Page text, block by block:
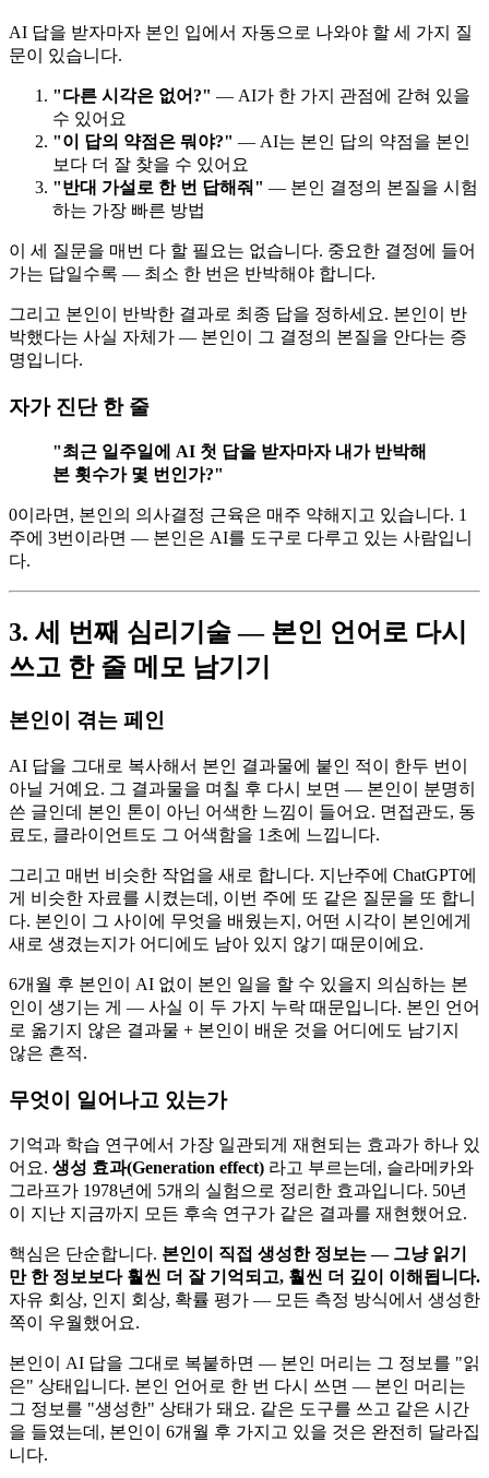
AI 답을 받자마자 본인 입에서 자동으로 나와야 할 세 가지 질
문이 있습니다.
"다른 시각은 없어?" — AI가 한 가지 관점에 갇혀 있을
수 있어요
"이 답의 약점은 뭐야?" — AI는 본인 답의 약점을 본인
보다 더 잘 찾을 수 있어요
"반대 가설로 한 번 답해줘" — 본인 결정의 본질을 시험
하는 가장 빠른 방법
이 세 질문을 매번 다 할 필요는 없습니다. 중요한 결정에 들어
가는 답일수록 — 최소 한 번은 반박해야 합니다.
그리고 본인이 반박한 결과로 최종 답을 정하세요. 본인이 반
박했다는 사실 자체가 — 본인이 그 결정의 본질을 안다는 증
명입니다.
자가 진단 한 줄
"최근 일주일에 AI 첫 답을 받자마자 내가 반박해
본 횟수가 몇 번인가?"
0이라면, 본인의 의사결정 근육은 매주 약해지고 있습니다. 1
주에 3번이라면 — 본인은 AI를 도구로 다루고 있는 사람입니
다.
3. 세 번째 심리기술 — 본인 언어로 다시
쓰고 한 줄 메모 남기기
본인이 겪는 페인
AI 답을 그대로 복사해서 본인 결과물에 붙인 적이 한두 번이
아닐 거예요. 그 결과물을 며칠 후 다시 보면 — 본인이 분명히
쓴 글인데 본인 톤이 아닌 어색한 느낌이 들어요. 면접관도, 동
료도, 클라이언트도 그 어색함을 1초에 느낍니다.
그리고 매번 비슷한 작업을 새로 합니다. 지난주에 ChatGPT에
게 비슷한 자료를 시켰는데, 이번 주에 또 같은 질문을 또 합니
다. 본인이 그 사이에 무엇을 배웠는지, 어떤 시각이 본인에게
새로 생겼는지가 어디에도 남아 있지 않기 때문이에요.
6개월 후 본인이 AI 없이 본인 일을 할 수 있을지 의심하는 본
인이 생기는 게 — 사실 이 두 가지 누락 때문입니다. 본인 언어
로 옮기지 않은 결과물 + 본인이 배운 것을 어디에도 남기지
않은 흔적.
무엇이 일어나고 있는가
기억과 학습 연구에서 가장 일관되게 재현되는 효과가 하나 있
어요. 생성 효과(Generation effect) 라고 부르는데, 슬라메카와
그라프가 1978년에 5개의 실험으로 정리한 효과입니다. 50년
이 지난 지금까지 모든 후속 연구가 같은 결과를 재현했어요.
핵심은 단순합니다. 본인이 직접 생성한 정보는 — 그냥 읽기
만 한 정보보다 훨씬 더 잘 기억되고, 훨씬 더 깊이 이해됩니다.
자유 회상, 인지 회상, 확률 평가 — 모든 측정 방식에서 생성한
쪽이 우월했어요.
본인이 AI 답을 그대로 복붙하면 — 본인 머리는 그 정보를 "읽
은" 상태입니다. 본인 언어로 한 번 다시 쓰면 — 본인 머리는
그 정보를 "생성한" 상태가 돼요. 같은 도구를 쓰고 같은 시간
을 들였는데, 본인이 6개월 후 가지고 있을 것은 완전히 달라집
니다.